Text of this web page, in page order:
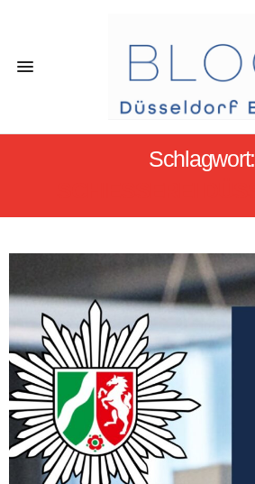
Schlagwort: